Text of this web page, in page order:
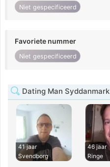
Niet gespecificeerd
Favoriete nummer
Niet gespecificeerd
Dating Man Syddanmark
41 jaar
Svendborg
46 jaar
Ringe